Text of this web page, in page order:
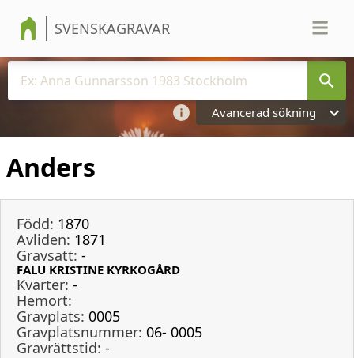
SVENSKAGRAVAR
Avancerad sökning
Anders
Född: 1870
Avliden: 1871
Gravsatt: -
FALU KRISTINE KYRKOGÅRD
Kvarter: -
Hemort:
Gravplats: 0005
Gravplatsnummer: 06- 0005
Gravrättstid: -